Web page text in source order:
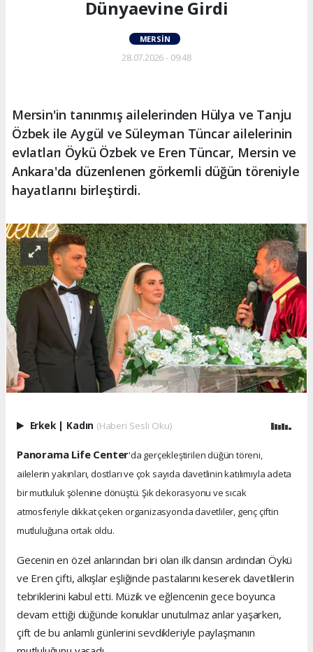
Dünyaevine Girdi
MERSIN
28.07.2026 - 09:48
Mersin'in tanınmış ailelerinden Hülya ve Tanju
Özbek ile Aygül ve Süleyman Tüncar ailelerinin
evlatları Öykü Özbek ve Eren Tüncar, Mersin ve
Ankara'da düzenlenen görkemli düğün töreniyle
hayatlarını birleştirdi.
Erkek | Kadın (Haberi Sesli Oku)
Panorama Life Center'da gerçekleştirilen düğün töreni,
ailelerin yakınları, dostları ve çok sayıda davetlinin katılımıyla adeta
bir mutluluk şölenine dönüştü. Şık dekorasyonu ve sıcak
atmosferiyle dikkat çeken organizasyonda davetliler, genç çiftin
mutluluğuna ortak oldu.
Gecenin en özel anlarından biri olan ilk dansın ardından Öykü
ve Eren çifti, alkışlar eşliğinde pastalarını keserek davetlilerin
tebriklerini kabul etti. Müzik ve eğlencenin gece boyunca
devam ettiği düğünde konuklar unutulmaz anlar yaşarken,
çift de bu anlamlı günlerini sevdikleriyle paylaşmanın